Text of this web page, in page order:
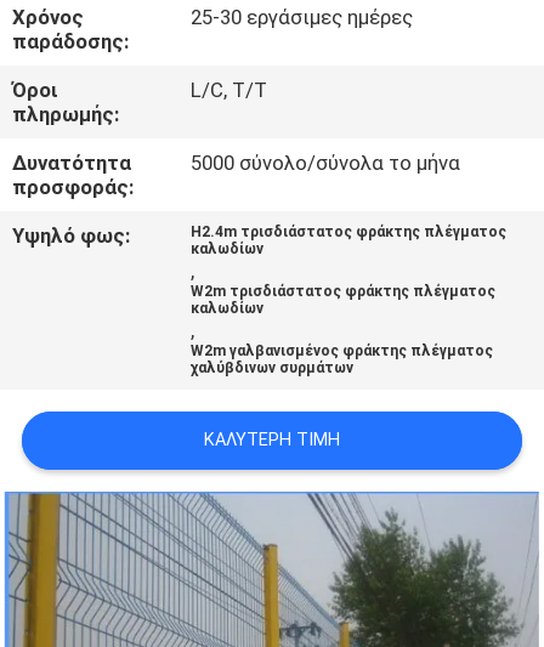
ΖΗΤΉΣΤΕ
ΈΝΑ
ΑΠΌΣΠΑΣΜΑ
ΕΙΔΉΣΕΙΣ
Χρόνος
παράδοσης:
25-30 εργάσιμες ημέρες
Όροι
πληρωμής:
L/C, T/T
Δυνατότητα
προσφοράς:
5000 σύνολο/σύνολα το μήνα
Υψηλό φως:
H2.4m τρισδιάστατος φράκτης πλέγματος
καλωδίων
,
W2m τρισδιάστατος φράκτης πλέγματος
καλωδίων
,
W2m γαλβανισμένος φράκτης πλέγματος
χαλύβδινων συρμάτων
ΚΑΛΎΤΕΡΗ ΤΙΜΉ